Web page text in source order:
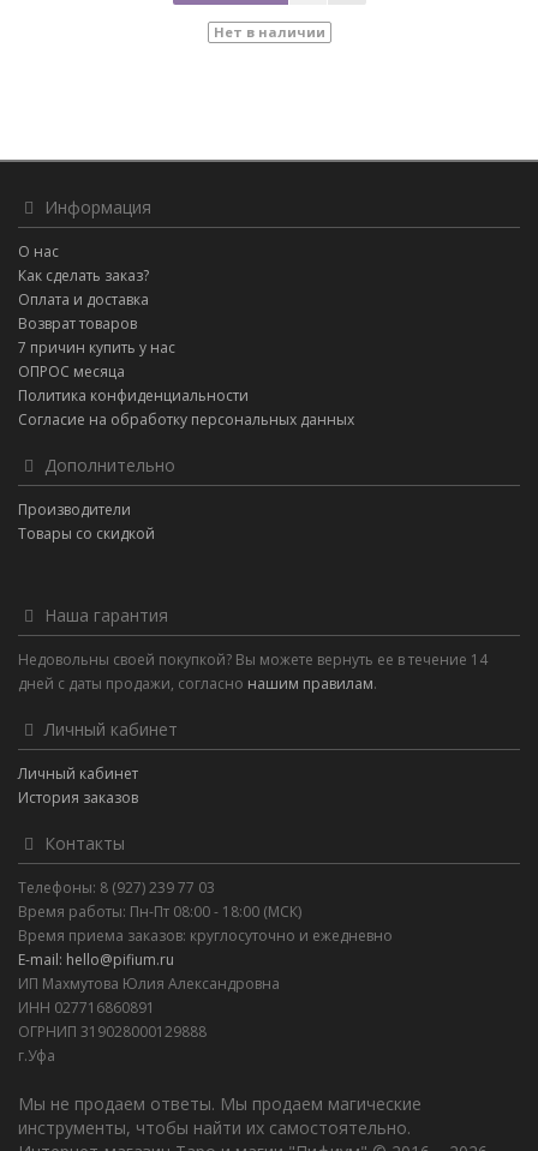
Нет в наличии
Информация
О нас
Как сделать заказ?
Оплата и доставка
Возврат товаров
7 причин купить у нас
ОПРОС месяца
Политика конфиденциальности
Согласие на обработку персональных данных
Дополнительно
Производители
Товары со скидкой
Наша гарантия
Недовольны своей покупкой? Вы можете вернуть ее в течение 14
дней с даты продажи, согласно нашим правилам.
Личный кабинет
Личный кабинет
История заказов
Контакты
Телефоны: 8 (927) 239 77 03
Время работы: Пн-Пт 08:00 - 18:00 (МСК)
Время приема заказов: круглосуточно и ежедневно
E-mail: hello@pifium.ru
ИП Махмутова Юлия Александровна
ИНН 027716860891
ОГРНИП 319028000129888
г.Уфа
Мы не продаем ответы. Мы продаем магические
инструменты, чтобы найти их самостоятельно.